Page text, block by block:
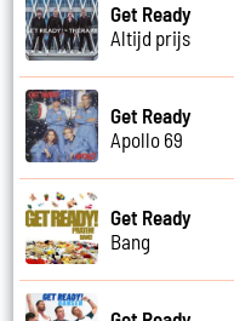
Get Ready
Altijd prijs
Get Ready
Apollo 69
Get Ready
Bang